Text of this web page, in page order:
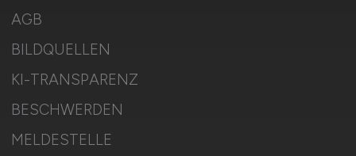
AGB
BILDQUELLEN
KI-TRANSPARENZ
BESCHWERDEN
MELDESTELLE